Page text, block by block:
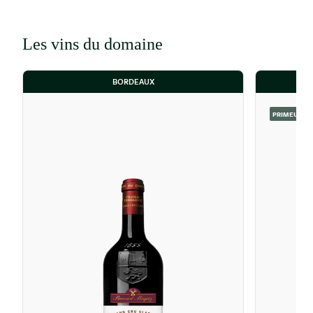
L’encépagement de la propriété se compose de
de cabernet-sauvignon.
sont maintenues. Le labour par traction animale
est pratiqué pour préserver la structure des
sols et la biodiversité microbienne ainsi que les
vendanges manuelles en petites cagettes pour
préserver l'intégrité des baies.
Les raisins sont triés deux fois (avant et après
éraflage) par une équipe de vingt personnes
Les vins du domaine
BORDEAUX
PRIMEUR